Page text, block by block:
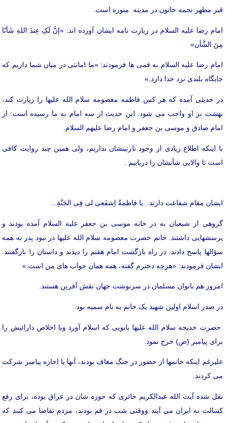
قبر مطهر نجمه خاتون در مدینه منوره است.
امام رضا علیه السلام در زیارت نامه ایشان آورده اند: «إنَّ لَکِ عِندَ اللهِ شَأنًا
مِنَ الشَّأن»
امام رضا علیه السلام به قمی ها فرمودند: «ما امانتی در میان شما داریم که
جایگاه بلندی نزد خدا دارد.»
در حدیثی آمده که هر کس فاطمه معصومه سلام الله علیها را زیارت کند،
بهشت بر او واجب می شود. این حدیث از سه امام به ما رسیده است: از
امام صادق و موسی بن جعفر و امام رضا علیهم السلام.
با اینکه اطلاع زیادی از وجود نازنینشان نداریم، ولی همین چند روایت کافی
است تا والایی شأنشان را دریابیم .
ایشان مقام شفاعت دارند...یا فاطمةُ اِشفَعی لی فِی الجَنَّةِ...
گروهی از شیعیان به در خانه موسی بن جعفر علیه السلام آمده بودند و
پرسشهایی داشتند. خانم حضرت معصومه سلام الله علیها در نبود پدر به همه
سؤالها پاسخ دادند. در راه بازگشت امام هفتم را دیدند و داستان را بازگفتند.
ایشان فرمودند: «هرچه دخترم گفته، همه همان جواب های من است.»
امروز هم بانوان مسلمان در سرنوشت جهان نقش آفرین هستند.
در صدر اسلام اولین شهید یک خانم به نام سمیه بود.
حضرت خدیجه سلام الله علیها بانویی که اسلام آورد وبا اخلاص دارائیش را
برای پیامبر (ص) خرج نمود.
علیرغم اینکه خانمها از حضور در جنگ معاف بودند، آنها با اجازه پیامبر شرکت
می کردند.
نقل شده آیت الله عبدالکریم حائری که حوزه شان در عراق بوده، برای رفع
کسالت به ایران می آیند ووقتی شب در قم بودند، مردم تقاضا می کنند که